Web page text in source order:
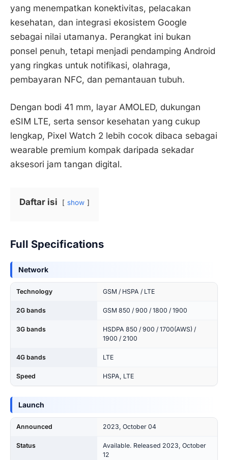
yang menempatkan konektivitas, pelacakan
kesehatan, dan integrasi ekosistem Google
sebagai nilai utamanya. Perangkat ini bukan
ponsel penuh, tetapi menjadi pendamping Android
yang ringkas untuk notifikasi, olahraga,
pembayaran NFC, dan pemantauan tubuh.
Dengan bodi 41 mm, layar AMOLED, dukungan
eSIM LTE, serta sensor kesehatan yang cukup
lengkap, Pixel Watch 2 lebih cocok dibaca sebagai
wearable premium kompak daripada sekadar
aksesori jam tangan digital.
Daftar isi show
Full Specifications
Network
Technology GSM / HSPA / LTE
2G bands GSM 850 / 900 / 1800 / 1900
3G bands
HSDPA 850 / 900 / 1700(AWS) /
1900 / 2100
4G bands LTE
Speed HSPA, LTE
Launch
Announced 2023, October 04
Status
Available. Released 2023, October
12